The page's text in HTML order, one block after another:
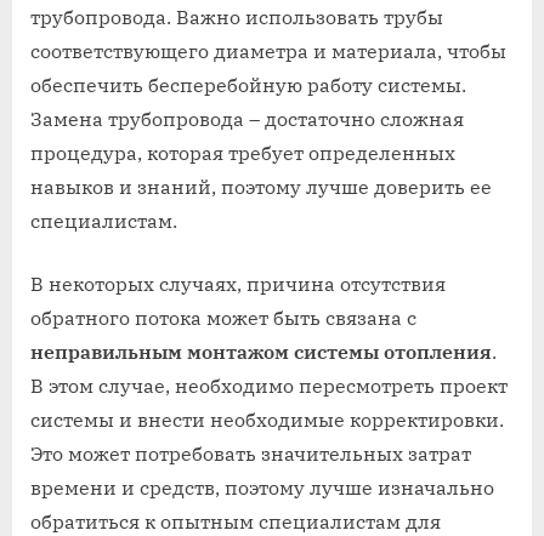
трубопровода. Важно использовать трубы
соответствующего диаметра и материала, чтобы
обеспечить бесперебойную работу системы.
Замена трубопровода – достаточно сложная
процедура, которая требует определенных
навыков и знаний, поэтому лучше доверить ее
специалистам.
В некоторых случаях, причина отсутствия
обратного потока может быть связана с
неправильным монтажом системы отопления.
В этом случае, необходимо пересмотреть проект
системы и внести необходимые корректировки.
Это может потребовать значительных затрат
времени и средств, поэтому лучше изначально
обратиться к опытным специалистам для